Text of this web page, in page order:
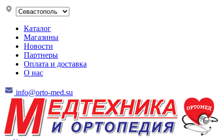
Каталог
Магазины
Новости
Партнеры
Оплата и доставка
О нас
info@orto-med.su